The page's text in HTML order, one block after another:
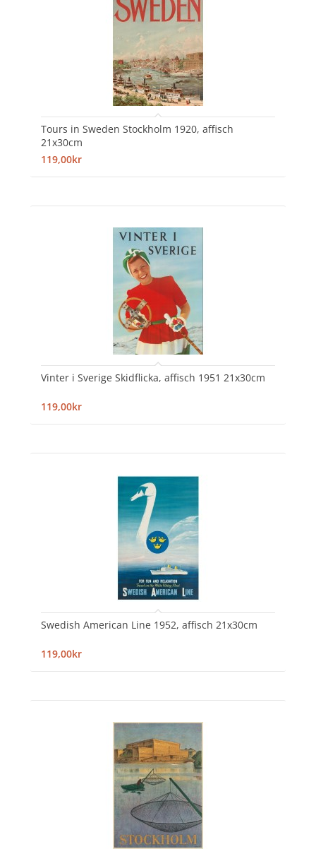
Tours in Sweden Stockholm 1920, affisch
21x30cm
119,00kr
Vinter i Sverige Skidflicka, affisch 1951 21x30cm
119,00kr
Swedish American Line 1952, affisch 21x30cm
119,00kr